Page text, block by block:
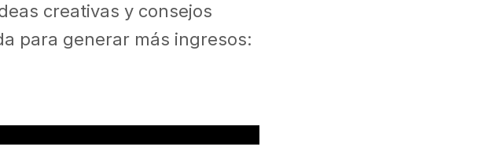
creativas y consejos
para generar más ingresos: